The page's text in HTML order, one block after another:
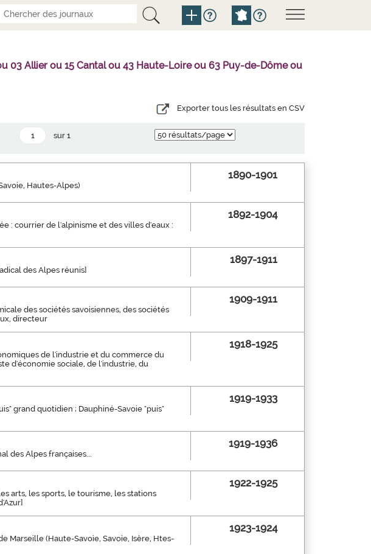
03 Allier ou 15 Cantal ou 43 Haute-Loire ou 63 Puy-de-Dôme ou
Exporter tous les résultats en CSV
sur 1
Hautes-Alpes)
1890-1901
: courrier de l'alpinisme et des villes d'eaux :
1892-1904
des Alpes réunis]
1897-1911
des sociétés savoisiennes, des sociétés
directeur
1909-1911
de l'industrie et du commerce du
d'économie sociale, de l'industrie, du
1918-1925
grand quotidien ; Dauphiné-Savoie "puis"
1919-1933
des Alpes françaises...
1919-1936
arts, les sports, le tourisme, les stations
1922-1925
Marseille (Haute-Savoie, Savoie, Isère, Htes-
1923-1924